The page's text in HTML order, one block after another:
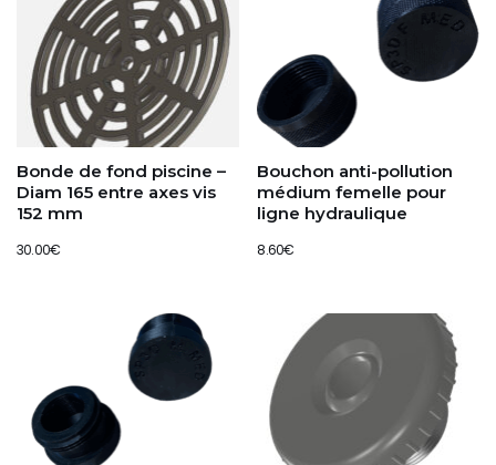
Bonde de fond piscine –
Diam 165 entre axes vis
152 mm
30.00€
Bouchon anti-pollution
médium femelle pour
ligne hydraulique
8.60€